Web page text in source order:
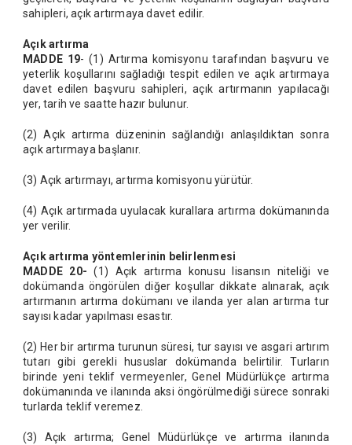
sahipleri, açık artırmaya davet edilir.
Açık artırma
MADDE 19- (1) Artırma komisyonu tarafından başvuru ve
yeterlik koşullarını sağladığı tespit edilen ve açık artırmaya
davet edilen başvuru sahipleri, açık artırmanın yapılacağı
yer, tarih ve saatte hazır bulunur.
(2) Açık artırma düzeninin sağlandığı anlaşıldıktan sonra
açık artırmaya başlanır.
(3) Açık artırmayı, artırma komisyonu yürütür.
(4) Açık artırmada uyulacak kurallara artırma dokümanında
yer verilir.
Açık artırma yöntemlerinin belirlenmesi
MADDE 20- (1) Açık artırma konusu lisansın niteliği ve
dokümanda öngörülen diğer koşullar dikkate alınarak, açık
artırmanın artırma dokümanı ve ilanda yer alan artırma tur
sayısı kadar yapılması esastır.
(2) Her bir artırma turunun süresi, tur sayısı ve asgari artırım
tutarı gibi gerekli hususlar dokümanda belirtilir. Turların
birinde yeni teklif vermeyenler, Genel Müdürlükçe artırma
dokümanında ve ilanında aksi öngörülmediği sürece sonraki
turlarda teklif veremez.
(3) Açık artırma; Genel Müdürlükçe ve artırma ilanında